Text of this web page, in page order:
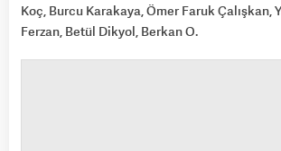
Koç, Burcu Karakaya, Ömer Faruk Çalışkan,
Ferzan, Betül Dikyol, Berkan O.